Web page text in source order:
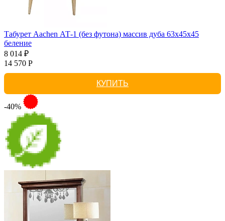
Табурет Aachen АТ-1 (без футона) массив дуба 63х45х45
беление
8 014 ₽
14 570 Р
КУПИТЬ
-40%